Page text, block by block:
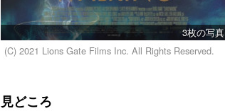
3枚の写真
(C) 2021 Lions Gate Films Inc. All Rights Reserved.
見どころ